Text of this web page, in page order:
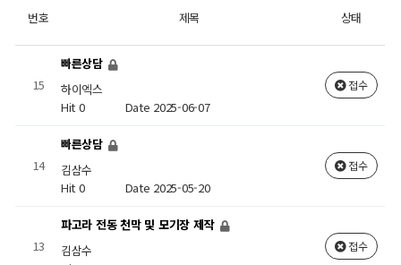
번호 제목 상태
15
빠른상담
하이엑스
Hit 0 Date 2025-06-07
접수
14
빠른상담
김삼수
Hit 0 Date 2025-05-20
접수
13
파고라 전동 천막 및 모기장 제작
김삼수
접수